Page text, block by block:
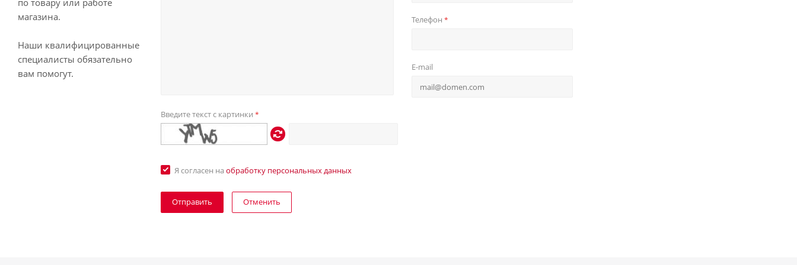
по товару или работе
магазина.
Наши квалифицированные
специалисты обязательно
вам помогут.
Телефон *
E-mail
Введите текст с картинки*
Я согласен наобработку персональных данных
Отменить